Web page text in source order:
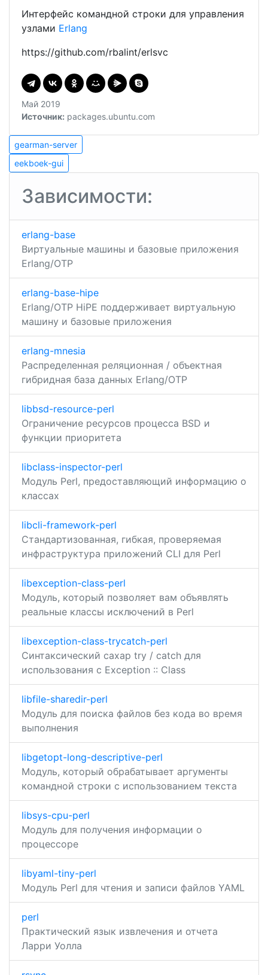
Интерфейс командной строки для управления
узлами Erlang
https://github.com/rbalint/erlsvc
Май 2019
Источник: packages.ubuntu.com
Навигация
по
записям
gearman-
server
gearman-server
eekboek-
gui
eekboek-gui
Зависимости:
erlang-base
Виртуальные машины и базовые приложения
Erlang/OTP
erlang-base-hipe
Erlang/OTP HiPE поддерживает виртуальную
машину и базовые приложения
erlang-mnesia
Распределенная реляционная / объектная
гибридная база данных Erlang/OTP
libbsd-resource-perl
Ограничение ресурсов процесса BSD и
функции приоритета
libclass-inspector-perl
Модуль Perl, предоставляющий информацию о
классах
libcli-framework-perl
Стандартизованная, гибкая, проверяемая
инфраструктура приложений CLI для Perl
libexception-class-perl
Модуль, который позволяет вам объявлять
реальные классы исключений в Perl
libexception-class-trycatch-perl
Синтаксический сахар try / catch для
использования с Exception :: Class
libfile-sharedir-perl
Модуль для поиска файлов без кода во время
выполнения
libgetopt-long-descriptive-perl
Модуль, который обрабатывает аргументы
командной строки с использованием текста
libsys-cpu-perl
Модуль для получения информации о
процессоре
libyaml-tiny-perl
Модуль Perl для чтения и записи файлов YAML
perl
Практический язык извлечения и отчета
Ларри Уолла